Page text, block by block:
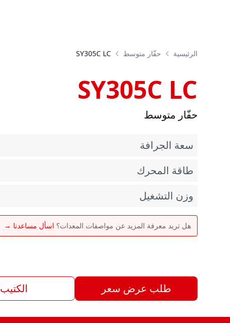
الرئيسية حفّار متوسط SY305C LC
SY305C LC
حفّار متوسط
سعة الجرافة
طاقة المحرك
وزن التشغيل
هل تريد معرفة المزيد عن مواصفات المعدات؟ اسأل مساعدنا →
طلب عرض سعر الكتيب